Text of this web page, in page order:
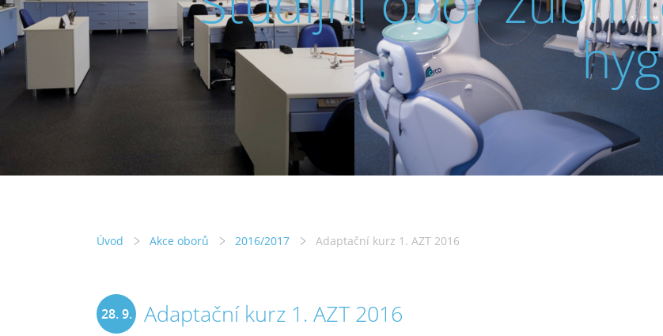
Úvod Akce oborů 2016/2017 Adaptační kurz 1. AZT 2016
28. 9. Adaptační kurz 1. AZT 2016